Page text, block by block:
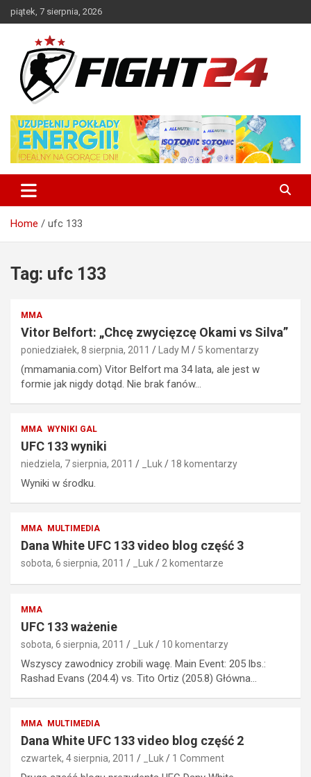
Skip
to
piątek, 7 sierpnia, 2026
FIGHT24.PL – MMA i K-1, UFC
Home ufc 133
Tag: ufc 133
MMA
Vitor Belfort: „Chcę zwycięzcę Okami vs Silva”
poniedziałek, 8 sierpnia, 2011 Lady M 5 komentarzy
(mmamania.com) Vitor Belfort ma 34 lata, ale jest w
formie jak nigdy dotąd. Nie brak fanów…
MMA WYNIKI GAL
UFC 133 wyniki
niedziela, 7 sierpnia, 2011 _Luk 18 komentarzy
Wyniki w środku.
MMA MULTIMEDIA
Dana White UFC 133 video blog część 3
sobota, 6 sierpnia, 2011 _Luk 2 komentarze
MMA
UFC 133 ważenie
sobota, 6 sierpnia, 2011 _Luk 10 komentarzy
Wszyscy zawodnicy zrobili wagę. Main Event: 205 lbs.:
Rashad Evans (204.4) vs. Tito Ortiz (205.8) Główna…
MMA MULTIMEDIA
Dana White UFC 133 video blog część 2
czwartek, 4 sierpnia, 2011 _Luk 1 Comment